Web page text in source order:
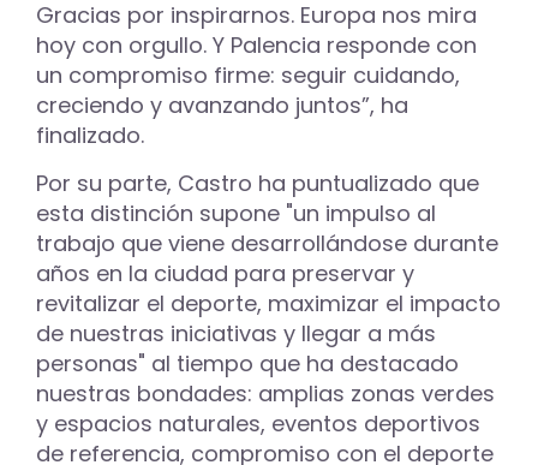
Gracias por inspirarnos. Europa nos mira
hoy con orgullo. Y Palencia responde con
un compromiso firme: seguir cuidando,
creciendo y avanzando juntos”, ha
finalizado.
Por su parte, Castro ha puntualizado que
esta distinción supone "un impulso al
trabajo que viene desarrollándose durante
años en la ciudad para preservar y
revitalizar el deporte, maximizar el impacto
de nuestras iniciativas y llegar a más
personas" al tiempo que ha destacado
nuestras bondades: amplias zonas verdes
y espacios naturales, eventos deportivos
de referencia, compromiso con el deporte